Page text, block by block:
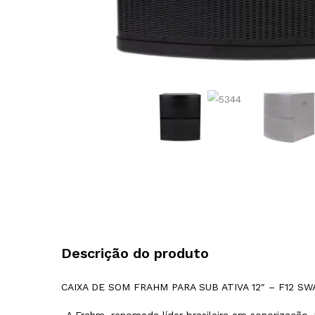
Descrição do produto
CAIXA DE SOM FRAHM PARA SUB ATIVA 12″ – F12